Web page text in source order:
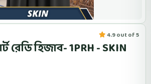
4.9 out of 5
রেডি হিজাব- 1PRH - SKIN